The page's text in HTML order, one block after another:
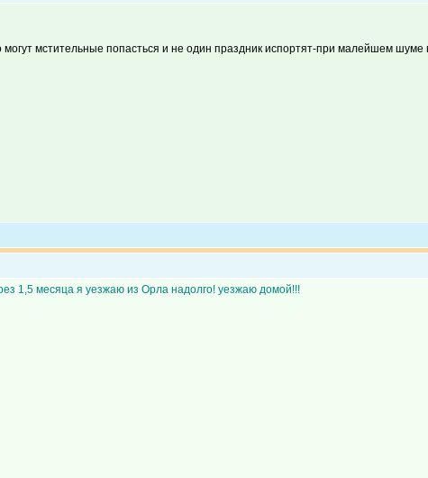
мстительные попасться и не один праздник испортят-при малейшем
1,5 месяца я уезжаю из Орла надолго! уезжаю домой!!!